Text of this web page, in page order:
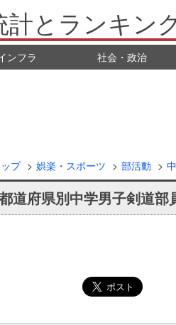
計とランキン
ンフラ 社会・政治
ップ 娯楽・スポーツ 部活動
道府県別中学男子剣道部